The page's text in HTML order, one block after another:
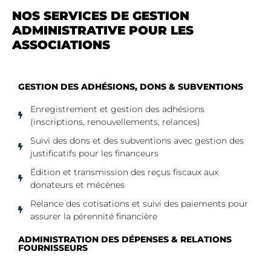
NOS SERVICES DE GESTION
ADMINISTRATIVE POUR LES
ASSOCIATIONS
GESTION DES ADHÉSIONS, DONS & SUBVENTIONS
Enregistrement et gestion des adhésions
(inscriptions, renouvellements, relances)
Suivi des dons et des subventions avec gestion des
justificatifs pour les financeurs
Édition et transmission des reçus fiscaux aux
donateurs et mécènes
Relance des cotisations et suivi des paiements pour
assurer la pérennité financière
ADMINISTRATION DES DÉPENSES & RELATIONS
FOURNISSEURS